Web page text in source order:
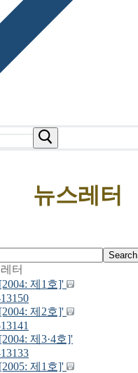
뉴스레터
Search
터
제1호]'
150
제2호]'
141
제3·4호]'
133
제1호]'